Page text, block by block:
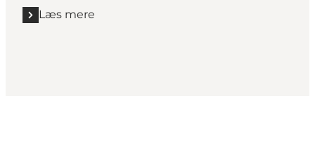
Læs mere
Læs mere "Rookie Runners"